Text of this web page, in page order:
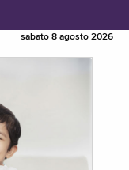
sabato 8 agosto 2026